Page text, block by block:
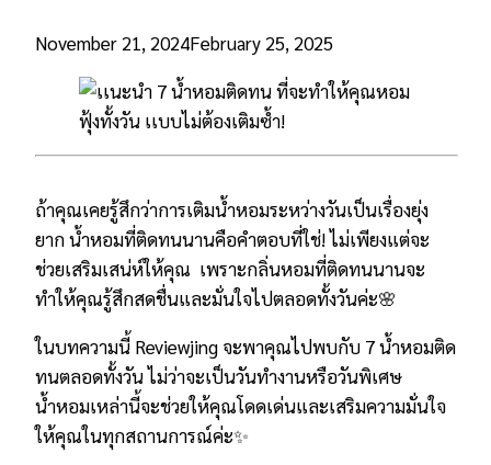
November 21, 2024February 25, 2025
ถ้าคุณเคยรู้สึกว่าการเติมน้ำหอมระหว่างวันเป็นเรื่องยุ่ง
ยาก น้ำหอมที่ติดทนนานคือคำตอบที่ใช่! ไม่เพียงแต่จะ
ช่วยเสริมเสน่ห์ให้คุณ เพราะกลิ่นหอมที่ติดทนนานจะ
ทำให้คุณรู้สึกสดชื่นและมั่นใจไปตลอดทั้งวันค่ะ🌸
ในบทความนี้ Reviewjing จะพาคุณไปพบกับ 7 น้ำหอมติด
ทนตลอดทั้งวัน ไม่ว่าจะเป็นวันทำงานหรือวันพิเศษ
น้ำหอมเหล่านี้จะช่วยให้คุณโดดเด่นและเสริมความมั่นใจ
ให้คุณในทุกสถานการณ์ค่ะ✨